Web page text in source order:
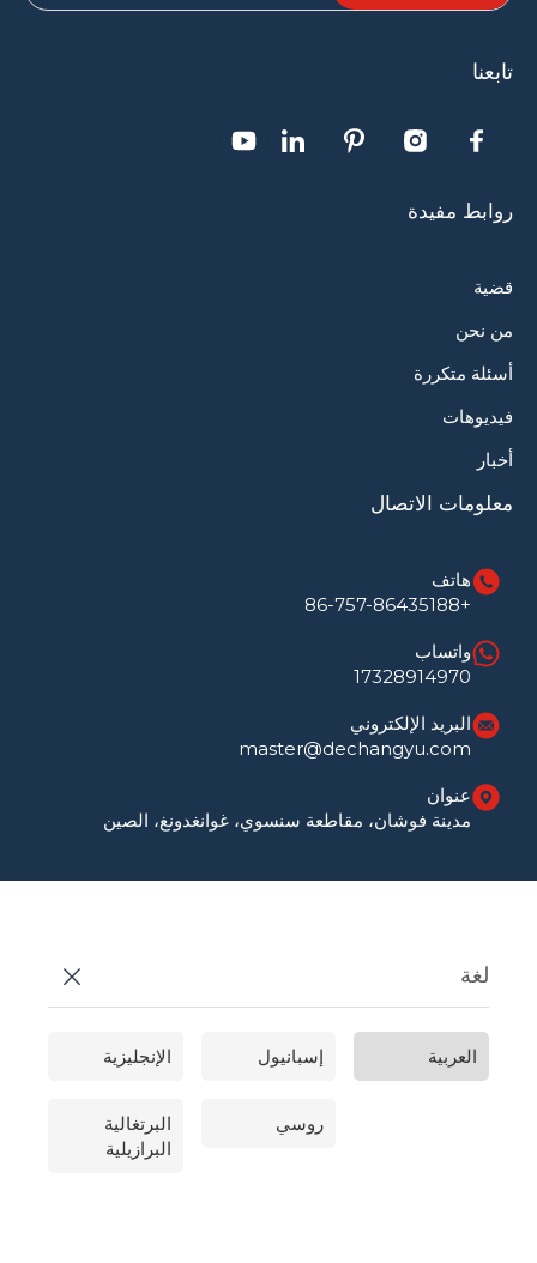
تابعنا
روابط مفيدة
قضية
من نحن
أسئلة متكررة
فيديوهات
أخبار
معلومات الاتصال
هاتف
+86-757-86435188
واتساب
17328914970
البريد الإلكتروني
master@dechangyu.com
عنوان
مدينة فوشان، مقاطعة سنسوي، غوانغدونغ، الصين
لغة
الإنجليزية إسبانيول العربية
البرتغالية
البرازيلية
روسي